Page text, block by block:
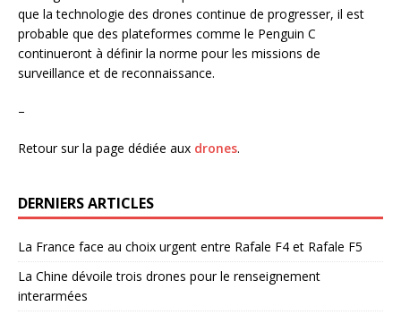
que la technologie des drones continue de progresser, il est
probable que des plateformes comme le Penguin C
continueront à définir la norme pour les missions de
surveillance et de reconnaissance.
–
Retour sur la page dédiée aux drones.
DERNIERS ARTICLES
La France face au choix urgent entre Rafale F4 et Rafale F5
La Chine dévoile trois drones pour le renseignement
interarmées